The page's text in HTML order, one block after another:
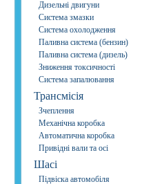
Дизельні двигуни
Система змазки
Система охолодження
Паливна система (бензин)
Паливна система (дизель)
Зниження токсичності
Система запалювання
Трансмісія
Зчеплення
Механічна коробка
Автоматична коробка
Привідні вали та осі
Шасі
Підвіска автомобіля